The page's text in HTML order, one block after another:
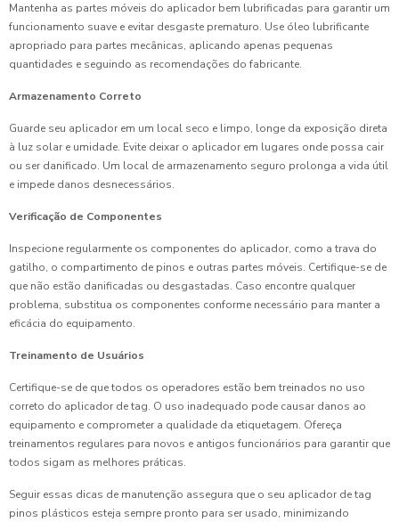
Mantenha as partes móveis do aplicador bem lubrificadas para garantir um
funcionamento suave e evitar desgaste prematuro. Use óleo lubrificante
apropriado para partes mecânicas, aplicando apenas pequenas
quantidades e seguindo as recomendações do fabricante.
Armazenamento Correto
Guarde seu aplicador em um local seco e limpo, longe da exposição direta
à luz solar e umidade. Evite deixar o aplicador em lugares onde possa cair
ou ser danificado. Um local de armazenamento seguro prolonga a vida útil
e impede danos desnecessários.
Verificação de Componentes
Inspecione regularmente os componentes do aplicador, como a trava do
gatilho, o compartimento de pinos e outras partes móveis. Certifique-se de
que não estão danificadas ou desgastadas. Caso encontre qualquer
problema, substitua os componentes conforme necessário para manter a
eficácia do equipamento.
Treinamento de Usuários
Certifique-se de que todos os operadores estão bem treinados no uso
correto do aplicador de tag. O uso inadequado pode causar danos ao
equipamento e comprometer a qualidade da etiquetagem. Ofereça
treinamentos regulares para novos e antigos funcionários para garantir que
todos sigam as melhores práticas.
Seguir essas dicas de manutenção assegura que o seu aplicador de tag
pinos plásticos esteja sempre pronto para ser usado, minimizando